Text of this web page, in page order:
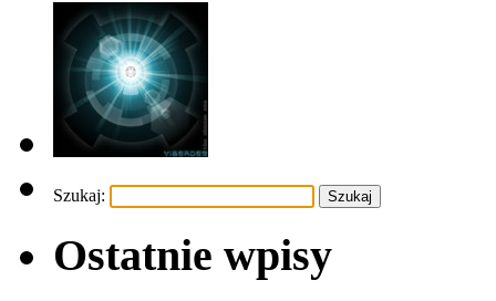
Szukaj:
Ostatnie wpisy